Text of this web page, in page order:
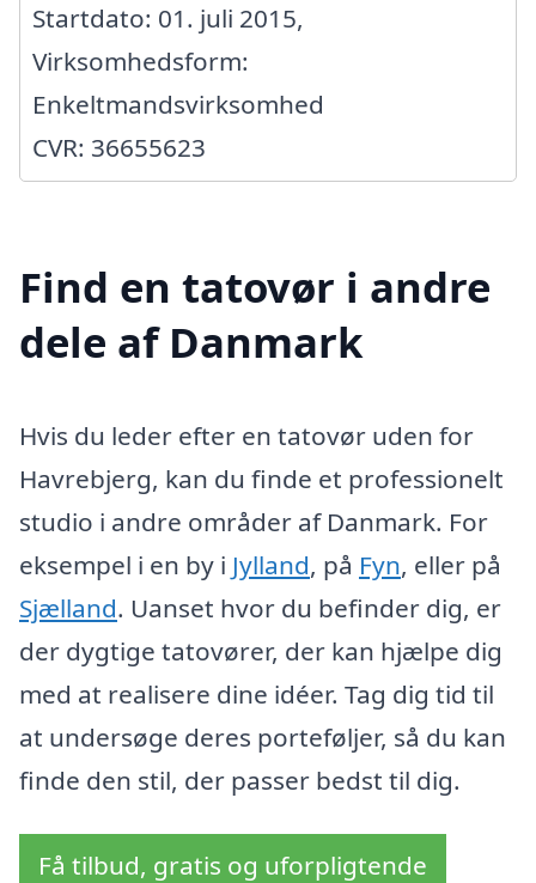
Startdato: 01. juli 2015,
Virksomhedsform:
Enkeltmandsvirksomhed
CVR: 36655623
Find en tatovør i andre
dele af Danmark
Hvis du leder efter en tatovør uden for
Havrebjerg, kan du finde et professionelt
studio i andre områder af Danmark. For
eksempel i en by i Jylland, på Fyn, eller på
Sjælland. Uanset hvor du befinder dig, er
der dygtige tatovører, der kan hjælpe dig
med at realisere dine idéer. Tag dig tid til
at undersøge deres porteføljer, så du kan
finde den stil, der passer bedst til dig.
Få tilbud, gratis og uforpligtende